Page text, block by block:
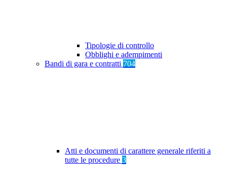
Tipologie di controllo
Obblighi e adempimenti
Bandi di gara e contratti 704
Atti e documenti di carattere generale riferiti a
tutte le procedure 3